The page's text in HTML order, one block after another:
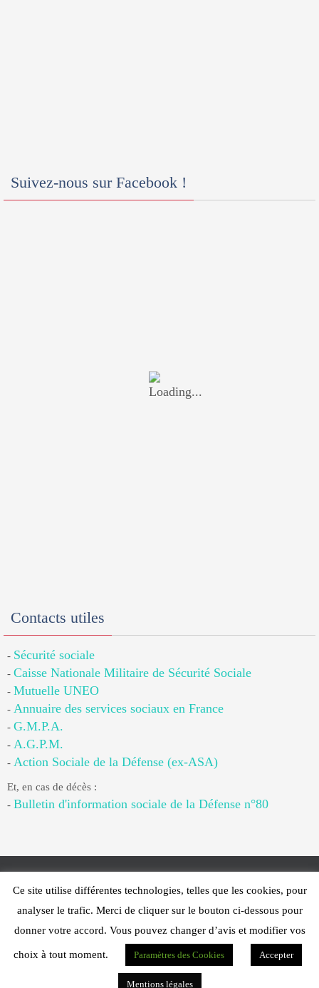
Suivez-nous sur Facebook !
Contacts utiles
- Sécurité sociale
- Caisse Nationale Militaire de Sécurité Sociale
- Mutuelle UNEO
- Annuaire des services sociaux en France
- G.M.P.A.
- A.G.P.M.
- Action Sociale de la Défense (ex-ASA)
Et, en cas de décès :
- Bulletin d'information sociale de la Défense n°80
Web Design - PFS Concept Toulon - © 2025
Fonctionne avec Nirvana WordPress.
Ce site utilise différentes technologies, telles que les cookies, pour
analyser le trafic. Merci de cliquer sur le bouton ci-dessous pour
donner votre accord. Vous pouvez changer d’avis et modifier vos
choix à tout moment. Paramètres des Cookies Accepter
Mentions légales